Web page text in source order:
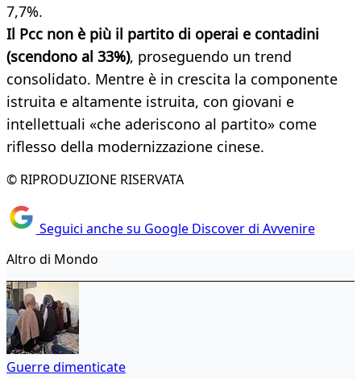
7,7%.
Il Pcc non è più il partito di operai e contadini
(scendono al 33%), proseguendo un trend
consolidato. Mentre è in crescita la componente
istruita e altamente istruita, con giovani e
intellettuali «che aderiscono al partito» come
riflesso della modernizzazione cinese.
© RIPRODUZIONE RISERVATA
Seguici anche su Google Discover di Avvenire
Altro di Mondo
Guerre dimenticate